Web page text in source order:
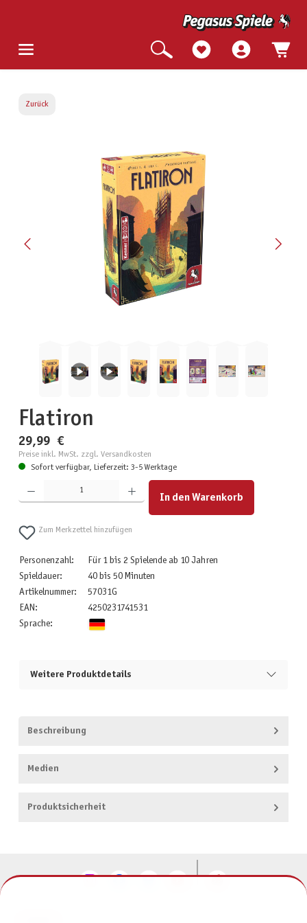
Zurück
Bildergalerie überspringen
Flatiron
29,99 €
Preise inkl. MwSt. zzgl. Versandkosten
Sofort verfügbar, Lieferzeit: 3-5 Werktage
Produkt Anzahl: Gib den gewünschten Wert ein oder benutze die Schaltflächen um die Anzahl zu
In den Warenkorb
Zum Merkzettel hinzufügen
Personenzahl:
Für 1 bis 2 Spielende ab 10 Jahren
Spieldauer:
40 bis 50 Minuten
Artikelnummer:
57031G
EAN:
4250231741531
Sprache:
Weitere Produktdetails
Beschreibung
Medien
Produktsicherheit